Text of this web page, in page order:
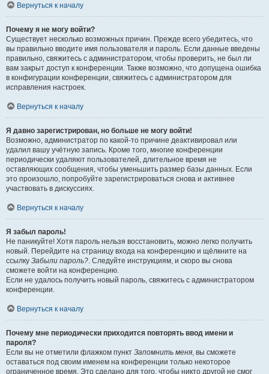
Вернуться к началу
Почему я не могу войти?
Существует несколько возможных причин. Прежде всего убедитесь, что
вы правильно вводите имя пользователя и пароль. Если данные введены
правильно, свяжитесь с администратором, чтобы проверить, не был ли
вам закрыт доступ к конференции. Также возможно, что допущена ошибка
в конфигурации конференции, свяжитесь с администратором для
исправления настроек.
Вернуться к началу
Я давно зарегистрирован, но больше не могу войти!
Возможно, администратор по какой-то причине деактивировал или
удалил вашу учётную запись. Кроме того, многие конференции
периодически удаляют пользователей, длительное время не
оставляющих сообщения, чтобы уменьшить размер базы данных. Если
это произошло, попробуйте зарегистрироваться снова и активнее
участвовать в дискуссиях.
Вернуться к началу
Я забыл пароль!
Не паникуйте! Хотя пароль нельзя восстановить, можно легко получить
новый. Перейдите на страницу входа на конференцию и щёлкните на
ссылку Забыли пароль?. Следуйте инструкциям, и скоро вы снова
сможете войти на конференцию.
Если не удалось получить новый пароль, свяжитесь с администратором
конференции.
Вернуться к началу
Почему мне периодически приходится повторять ввод имени и
пароля?
Если вы не отметили флажком пункт Запомнить меня, вы сможете
оставаться под своим именем на конференции только некоторое
ограниченное время. Это сделано для того, чтобы никто другой не смог